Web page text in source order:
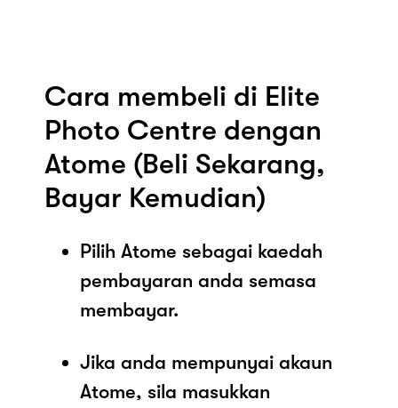
Cara membeli di Elite
Photo Centre dengan
Atome (Beli Sekarang,
Bayar Kemudian)
Pilih Atome sebagai kaedah
pembayaran anda semasa
membayar.
Jika anda mempunyai akaun
Atome, sila masukkan